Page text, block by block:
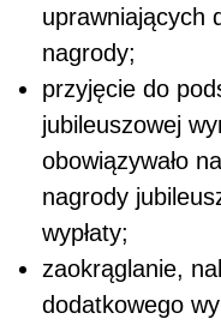
uprawniających
nagrody;
przyjęcie do
jubileuszowej
obowiązywało
nagrody
wypłaty;
zaokrąglanie,
dodatkowego